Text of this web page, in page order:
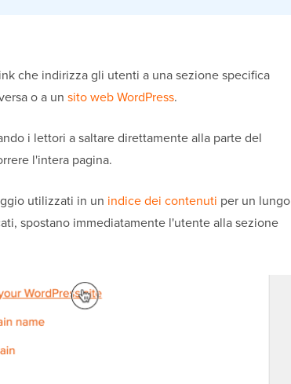
che indirizza gli utenti a una sezione specifica
o a un sito web WordPress.
i lettori a saltare direttamente alla parte del
l'intera pagina.
utilizzati in un indice dei contenuti per un lungo
spostano immediatamente l'utente alla sezione